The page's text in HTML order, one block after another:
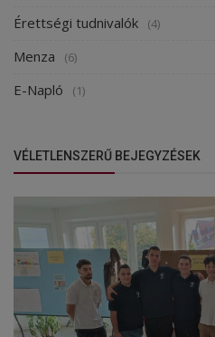
Érettségi tudnivalók (4)
Menza (6)
E-Napló (1)
VÉLETLENSZERŰ BEJEGYZÉSEK